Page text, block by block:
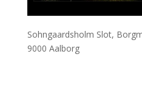
Sohngaardsholm Slot,
9000 Aalborg